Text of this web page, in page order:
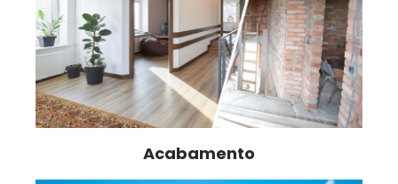
Acabamento